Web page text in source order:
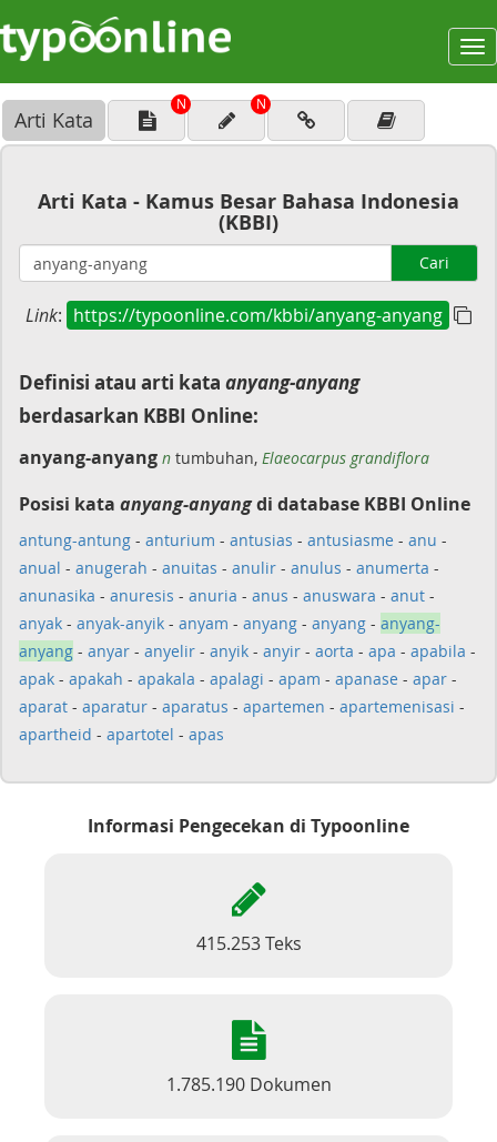
Arti Kata
N N
Arti Kata - Kamus Besar Bahasa Indonesia
(KBBI)
Cari
Link: https://typoonline.com/kbbi/anyang-anyang
Definisi atau arti kata anyang-anyang
berdasarkan KBBI Online:
anyang-anyang n tumbuhan, Elaeocarpus grandiflora
Posisi kata anyang-anyangdi database KBBI Online
antung-antung - anturium - antusias - antusiasme - anu -
anual - anugerah - anuitas - anulir - anulus - anumerta -
anunasika - anuresis - anuria - anus - anuswara - anut -
anyak - anyak-anyik - anyam - anyang - anyang - anyang-
anyang - anyar - anyelir - anyik - anyir - aorta - apa - apabila -
apak - apakah - apakala - apalagi - apam - apanase - apar -
aparat - aparatur - aparatus - apartemen - apartemenisasi -
apartheid - apartotel - apas
Informasi Pengecekan di Typoonline
415.253 Teks
1.785.190 Dokumen